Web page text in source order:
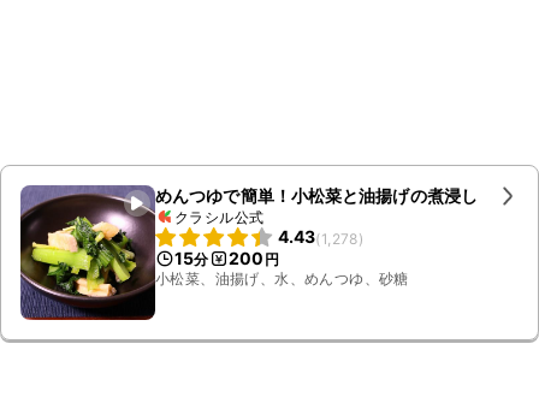
めんつゆで簡単！小松菜と油揚げの煮浸し
クラシル公式
4.43(1,278)
15分 200 円
小松菜、油揚げ、水、めんつゆ、砂糖